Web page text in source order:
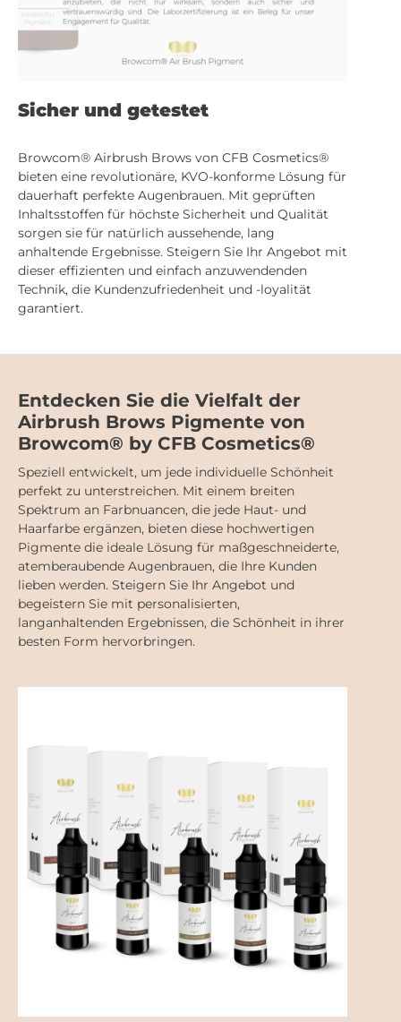
Sicher und getestet
Browcom® Airbrush Brows von CFB Cosmetics®
bieten eine revolutionäre, KVO-konforme Lösung für
dauerhaft perfekte Augenbrauen. Mit geprüften
Inhaltsstoffen für höchste Sicherheit und Qualität
sorgen sie für natürlich aussehende, lang
anhaltende Ergebnisse. Steigern Sie Ihr Angebot mit
dieser effizienten und einfach anzuwendenden
Technik, die Kundenzufriedenheit und -loyalität
garantiert.
Entdecken Sie die Vielfalt der
Airbrush Brows Pigmente von
Browcom® by CFB Cosmetics®
Speziell entwickelt, um jede individuelle Schönheit
perfekt zu unterstreichen. Mit einem breiten
Spektrum an Farbnuancen, die jede Haut- und
Haarfarbe ergänzen, bieten diese hochwertigen
Pigmente die ideale Lösung für maßgeschneiderte,
atemberaubende Augenbrauen, die Ihre Kunden
lieben werden. Steigern Sie Ihr Angebot und
begeistern Sie mit personalisierten,
langanhaltenden Ergebnissen, die Schönheit in ihrer
besten Form hervorbringen.